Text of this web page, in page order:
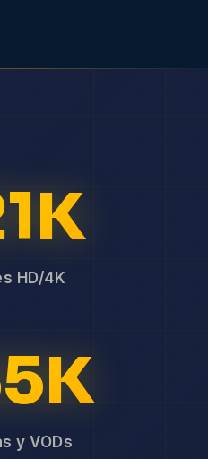
HD/4K
y VODs